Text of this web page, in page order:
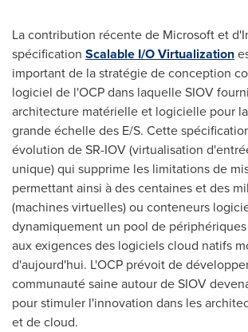
La contribution récente de Microsoft et
spécification Scalable I/O Virtualization
important de la stratégie de conception
logiciel de l'OCP dans laquelle SIOV
architecture matérielle et logicielle pour
grande échelle des E/S. Cette
évolution de SR-IOV (virtualisation
unique) qui supprime les limitations de
permettant ainsi à des centaines et des
(machines virtuelles) ou conteneurs
dynamiquement un pool de
aux exigences des logiciels cloud natifs
d'aujourd'hui. L'OCP prévoit de
communauté saine autour de SIOV
pour stimuler l'innovation dans les
et de cloud.